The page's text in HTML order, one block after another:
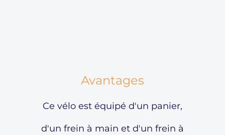
Avantages
Ce vélo est équipé d'un panier,
d'un frein à main et d'un frein à